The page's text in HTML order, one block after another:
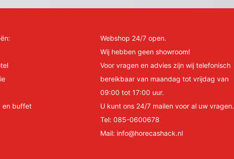
en buffet
Webshop 24/7 open.
Wij hebben geen showroom!
Voor vragen en advies zijn wij telefonisch
bereikbaar van maandag tot vrijdag van
09:00 tot 17:00 uur.
U kunt ons 24/7 mailen voor al uw vragen.
Tel: 085-0600678
Mail: info@horecashack.nl